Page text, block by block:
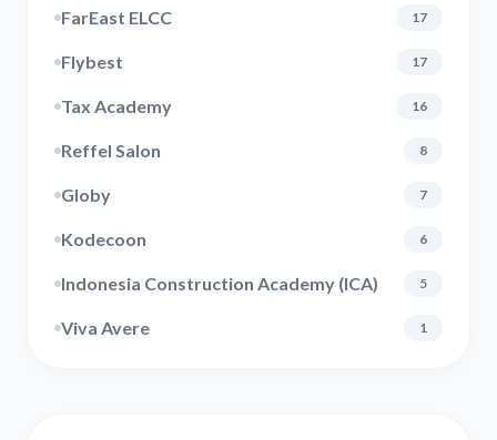
FarEast ELCC 17
Flybest 17
Tax Academy 16
Reffel Salon 8
Globy 7
Kodecoon 6
Indonesia Construction Academy (ICA) 5
Viva Avere 1